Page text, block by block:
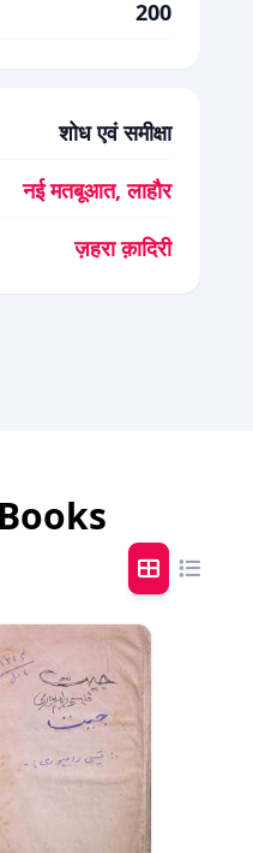
200
शोध एवं समीक्षा
नई मतबूआत, लाहाैर
ज़हरा क़ादिरी